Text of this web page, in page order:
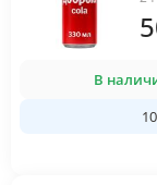
В